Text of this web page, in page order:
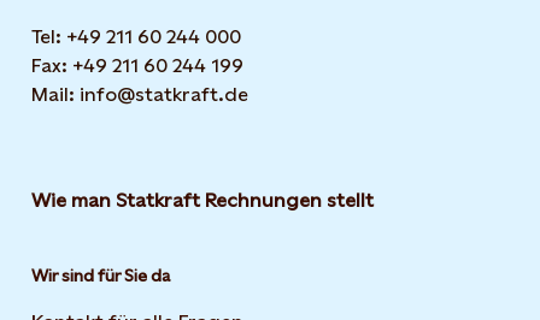
Tel: +49 211 60 244 000
Fax: +49 211 60 244 199
Mail: info@statkraft.de
Wie man Statkraft Rechnungen stellt
Wir sind für Sie da